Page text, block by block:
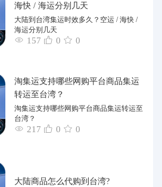
海快 / 海运分别几天
大陆到台湾集运时效多久？空运 / 海快 /
海运分别几天
157 0 0
淘集运支持哪些网购平台商品集运
转运至台湾？
淘集运支持哪些网购平台商品集运转运至
台湾？
217 0 0
大陆商品怎么代购到台湾?